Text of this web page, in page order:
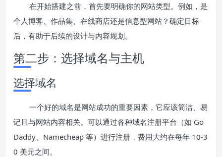
在开始搭建之前，首先要明确你的网站类型。例如，是
个人博客、作品集、在线商店还是信息型网站？确定目标
后，有助于后续的设计与内容规划。
第二步：选择域名与主机
选择域名
一个好的域名是网站成功的重要因素，它应该简洁、易
记且与网站内容相关。可以通过各种域名注册平台（如 Go
Daddy、Namecheap 等）进行注册，费用大约在每年 10-3
0 美元之间。